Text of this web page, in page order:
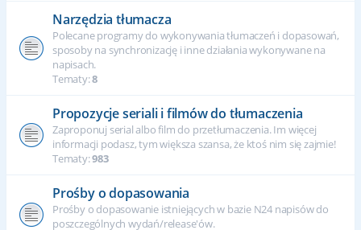
Narzędzia tłumacza
Polecane programy do wykonywania tłumaczeń i dopasowań,
sposoby na synchronizację i inne działania wykonywane na
napisach.
Tematy:8
Propozycje seriali i filmów do tłumaczenia
Zaproponuj serial albo film do przetłumaczenia. Im więcej
informacji podasz, tym większa szansa, że ktoś nim się zajmie!
Tematy:983
Prośby o dopasowania
Prośby o dopasowanie istniejących w bazie N24 napisów do
poszczególnych wydań/release'ów.